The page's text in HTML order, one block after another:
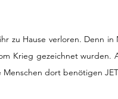
zu Hause verloren. Denn
Krieg gezeichnet wurden.
dort benötigen